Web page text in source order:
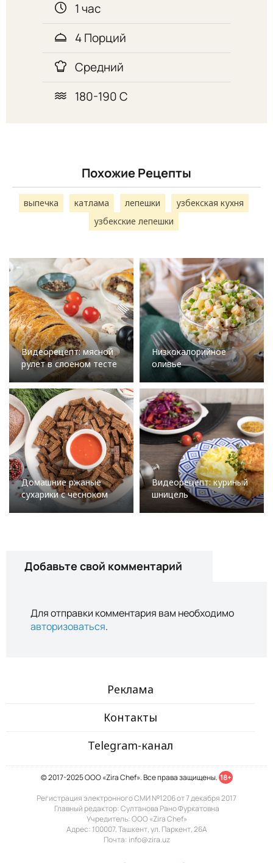
1 час
4 Порций
Средний
180-190 C
Похожие Рецепты
выпечка катлама лепешки
узбекская кухня
узбекские лепешки
Видеорецепт: мясной
рулет в слоеном тесте
Низкокалорийное
оливье
Домашние ржаные
сухарики с чесноком
Видеорецепт: куриный
шницель
Добавьте свой комментарий
Для отправки комментария вам необходимо
авторизоваться.
Реклама
Контакты
Telegram-канал
© 2017-2025 ООО «Zira Chef». Все права защищены. 18+
Регистрация электронного СМИ №1206 от 7 декабря 2017
Главный редактор: Султанова Рано Фуркатовна
Учредитель: ООО «Zira Chef»
Адрес: 100007, Ташкент, ул. Паркент, 26А
Почта: info@zira.uz